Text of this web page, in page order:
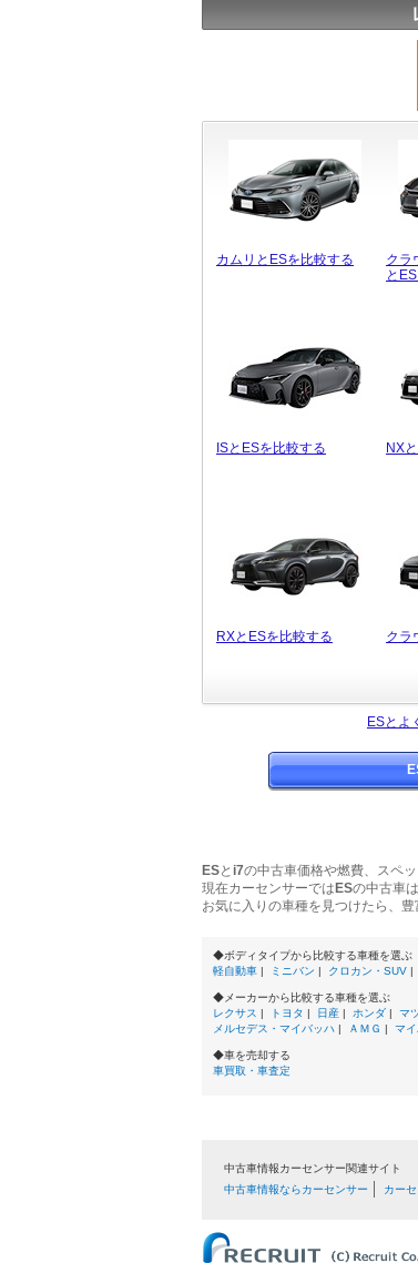
カムリとESを比較する
クラ
と
ISとESを比較する NX
RXとESを比較する クラ
ESとよ
ESと i7の中古車価格や燃費、スペ
現在カーセンサーでは ESの中古車
お気に入りの車種を見つけたら、
◆ボディタイプから比較する車種を選ぶ
軽自動車 | ミニバン | クロカン・SUV |
◆メーカーから比較する車種を選ぶ
レクサス | トヨタ | 日産 | ホンダ | マ
メルセデス・マイバッハ | ＡＭＧ | マ
◆車を売却する
車買取・車査定
中古車情報カーセンサー関連サイト
中古車情報ならカーセンサー
カー